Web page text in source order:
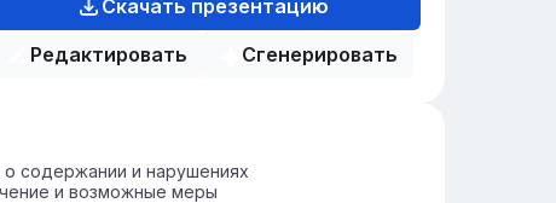
Скачать презентацию
Редактировать
Сгенерировать
содержании и нарушениях
и возможные меры